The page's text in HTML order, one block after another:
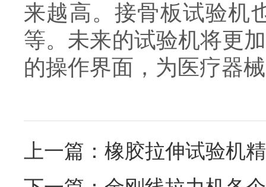
来越高。接骨板试验机
等。未来的试验机将更
的操作界面，为医疗器
上一篇： 橡胶拉伸试验机